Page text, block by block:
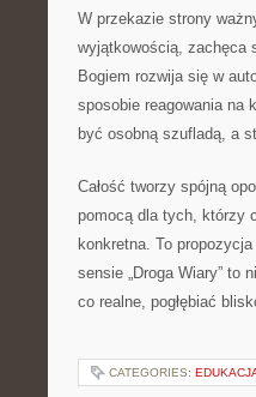
W przekazie strony
wyjątkowością, zachęca
Bogiem rozwija się w
sposobie reagowania na
być osobną szufladą, a
Całość tworzy spójną
pomocą dla tych, którzy
konkretna. To
sensie „Droga Wiary” to
co realne, pogłębiać
CATEGORIES: